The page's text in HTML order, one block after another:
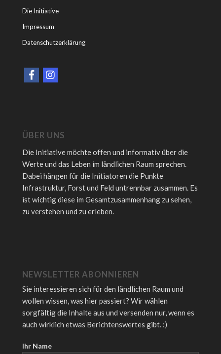
Die Initiative
Impressum
Datenschutzerklärung
ÜBER UNS
Die Initiative möchte offen und informativ über die
Werte und das Leben im ländlichen Raum sprechen.
Dabei hängen für die Initiatoren die Punkte
Infrastruktur, Forst und Feld untrennbar zusammen. Es
ist wichtig diese im Gesamtzusammenhang zu sehen,
zu verstehen und zu erleben.
NEWSLETTER ABONNIEREN
Sie interessieren sich für den ländlichen Raum und
wollen wissen, was hier passiert? Wir wählen
sorgfältig die Inhalte aus und versenden nur, wenn es
auch wirklich etwas Berichtenswertes gibt. :)
Ihr Name